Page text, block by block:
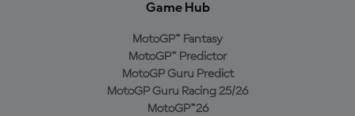
Game Hub
MotoGP™ Fantasy
MotoGP™ Predictor
MotoGP Guru Predict
MotoGP Guru Racing 25/26
MotoGP™26